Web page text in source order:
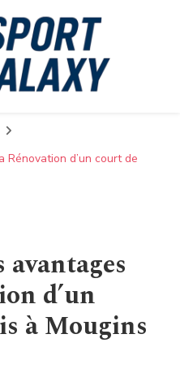
d’un court de
d’un
à Mougins